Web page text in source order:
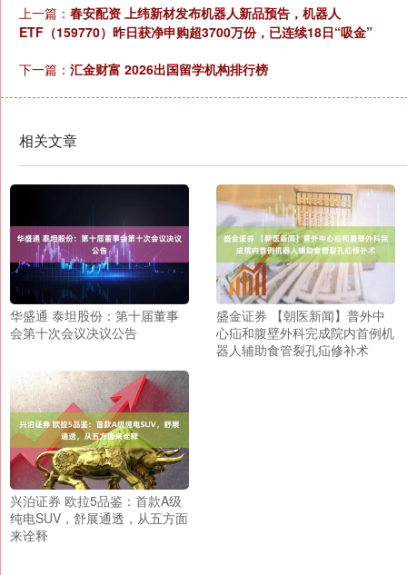
上一篇： 春安配资 上纬新材发布机器人新品预告，机器人
ETF（159770）昨日获净申购超3700万份，已连续18日“吸金”
下一篇： 汇金财富 2026出国留学机构排行榜
相关文章
华盛通 泰坦股份：第十届董事
会第十次会议决议公告
盛金证券 【朝医新闻】普外中
心疝和腹壁外科完成院内首例机
器人辅助食管裂孔疝修补术
兴泊证券 欧拉5品鉴：首款A级
纯电SUV，舒展通透，从五方面
来诠释